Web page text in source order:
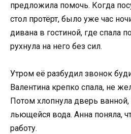
предложила помочь. Когда
стол протёрт, было уже час
дивана в гостиной, где спала
рухнула на него без сил.
Утром её разбудил звонок
Валентина крепко спала, не
Потом хлопнула дверь
льющейся вода. Анна поняла,
работу.